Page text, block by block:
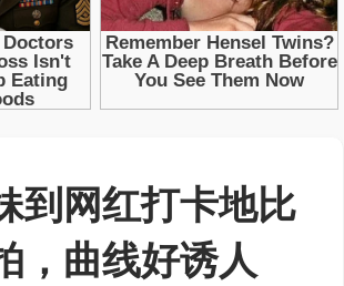
到网红打卡地比
，曲线好诱人